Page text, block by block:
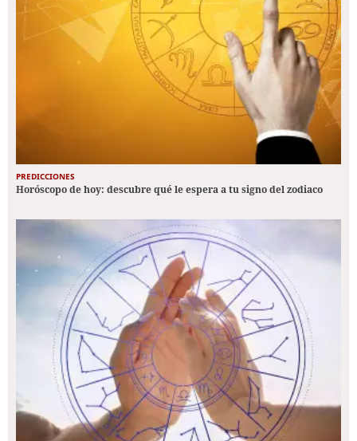
PREDICCIONES
Horóscopo de hoy: descubre qué le espera a tu signo del zodiaco